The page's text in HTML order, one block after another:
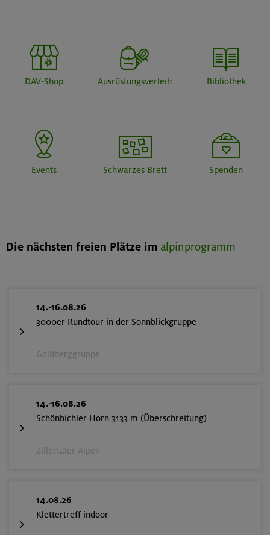
DAV-Shop Ausrüstungsverleih Bibliothek
Events Schwarzes Brett Spenden
Die nächsten freien Plätze im alpinprogramm
14.-16.08.26
3000er-Rundtour in der Sonnblickgruppe
Goldberggruppe
14.-16.08.26
Schönbichler Horn 3133 m (Überschreitung)
Zillertaler Alpen
14.08.26
Klettertreff indoor